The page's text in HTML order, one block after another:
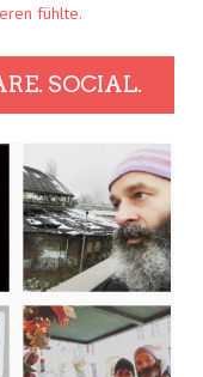
fühlte.
SOCIAL.